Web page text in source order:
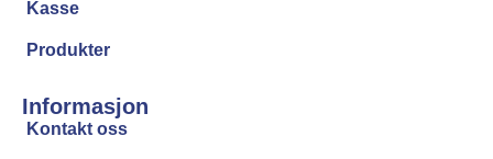
Kasse
Produkter
Informasjon
Kontakt oss